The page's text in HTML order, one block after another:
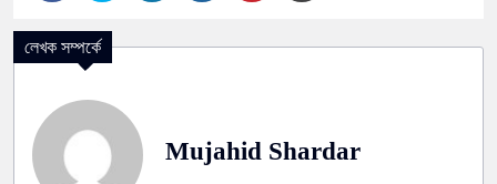
লেখক সম্পর্কে
Mujahid Shardar